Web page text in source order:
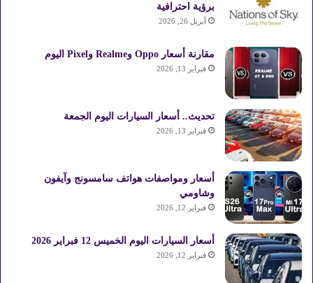
برؤية احترافية
أبريل 26, 2026
مقارنة أسعار Oppo وRealme وPixel اليوم
فبراير 13, 2026
تحديث.. أسعار السيارات اليوم الجمعة
فبراير 13, 2026
أسعار ومواصفات هواتف سامسونج وآيفون
وشاومي
فبراير 12, 2026
أسعار السيارات اليوم الخميس 12 فبراير 2026
فبراير 12, 2026